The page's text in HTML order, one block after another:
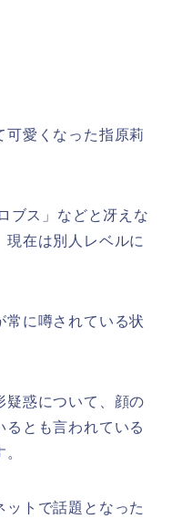
可愛くなった指原莉
ブス」などと冴えな
現在は別人レベルに
常に噂されている状
疑惑について、顔の
とも言われている
ットで話題となった